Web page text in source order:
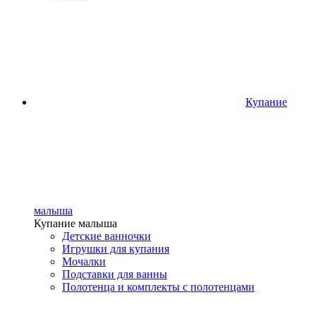
Купание
малыша
Купание малыша
Детские ванночки
Игрушки для купания
Мочалки
Подставки для ванны
Полотенца и комплекты с полотенцами